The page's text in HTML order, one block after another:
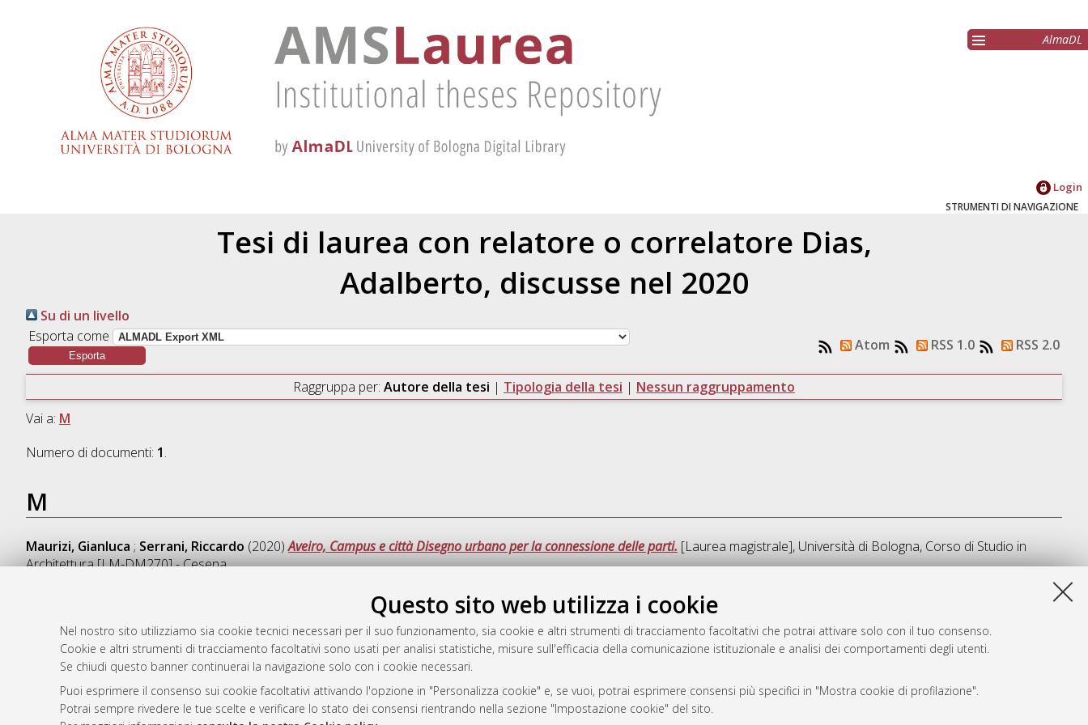
Questo sito web utilizza i cookie
Nel nostro sito utilizziamo sia cookie tecnici necessari per il suo funzionamento, sia cookie e altri strumenti di tracciamento facoltativi che potrai attivare solo con il tuo consenso.
Cookie e altri strumenti di tracciamento facoltativi sono usati per analisi statistiche, misure sull'efficacia della comunicazione istituzionale e analisi dei comportamenti degli utenti.
Se chiudi questo banner continuerai la navigazione solo con i cookie necessari.
Puoi esprimere il consenso sui cookie facoltativi attivando l'opzione in "Personalizza cookie" e, se vuoi, potrai esprimere consensi più specifici in "Mostra cookie di profilazione".
Potrai sempre rivedere le tue scelte e verificare lo stato dei consensi rientrando nella sezione "Impostazione cookie" del sito.
AlmaDL
Login
STRUMENTI DI NAVIGAZIONE
Tesi di laurea con relatore o correlatore Dias,
Adalberto, discusse nel 2020
Su di un livello
Esporta come
Atom RSS 1.0 RSS 2.0
Raggruppa per: Autore della tesi | Tipologia della tesi | Nessun raggruppamento
Vai a: M
Numero di documenti: 1.
M
Maurizi, Gianluca ; Serrani, Riccardo (2020)Aveiro, Campus e città Disegno urbano per la connessione delle parti. [Laurea magistrale], Università di Bologna, Corso di Studio in
Architettura [LM-DM270] - Cesena
Questa lista e' stata generata il Fri Aug 7 15:14:59 2026 CEST
Atom
Rss 2.0
AMS Laurea
Servizio implementato e gestito da
Impostazioni Cookie
Informativa sulla privacy